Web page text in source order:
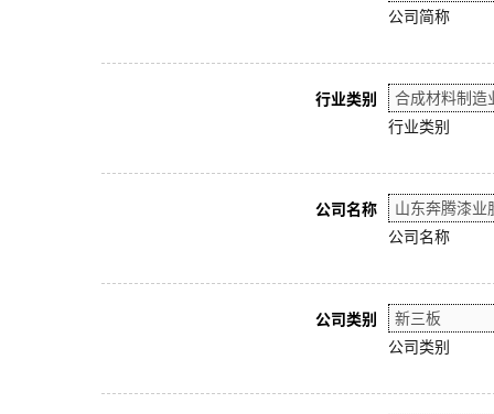
公司简称
行业类别
行业类别
公司名称
公司名称
公司类别
公司类别